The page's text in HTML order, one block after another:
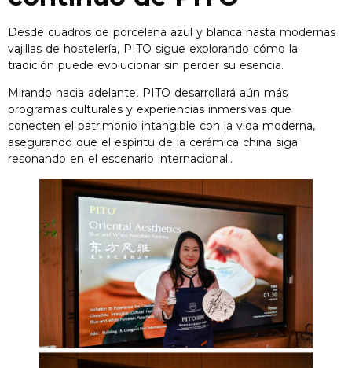
Desde cuadros de porcelana azul y blanca hasta modernas
vajillas de hostelería, PITO sigue explorando cómo la
tradición puede evolucionar sin perder su esencia.
Mirando hacia adelante, PITO desarrollará aún más
programas culturales y experiencias inmersivas que
conecten el patrimonio intangible con la vida moderna,
asegurando que el espíritu de la cerámica china siga
resonando en el escenario internacional..